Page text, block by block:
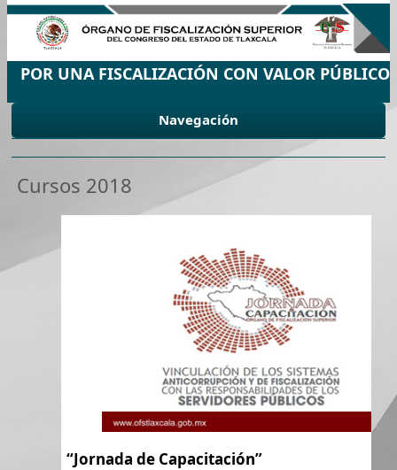
POR UNA FISCALIZACIÓN CON VALOR PÚBLICO
Navegación
Cursos 2018
“Jornada de Capacitación”